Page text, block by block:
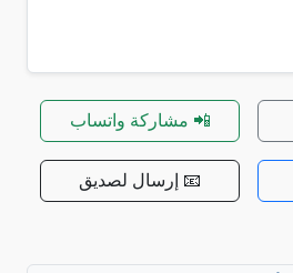
📲 مشاركة واتساب
📧 إرسال لصديق